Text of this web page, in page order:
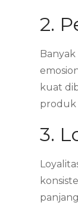
2.
kuat
produk
3.